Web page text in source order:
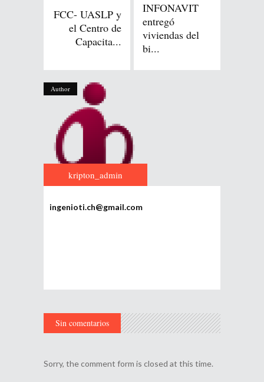
FCC- UASLP y
el Centro de
Capacita...
INFONAVIT
entregó
viviendas del
bi...
Author
kripton_admin
ingenioti.ch@gmail.com
Sin comentarios
Sorry, the comment form is closed at this time.